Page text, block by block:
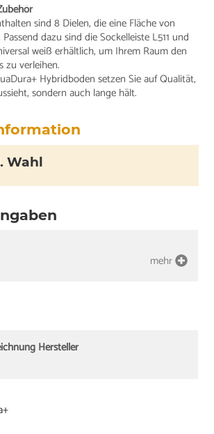
sind 8 Dielen, die eine Fläche von
dazu sind die Sockelleiste L511 und
weiß erhältlich, um Ihrem Raum den
zu verleihen.
Hybridboden setzen Sie auf Qualität,
sondern auch lange hält.
Wahl
mehr
Hersteller